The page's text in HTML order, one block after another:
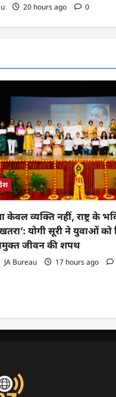
20 hours ago 0
केवल व्यक्ति नहीं, राष्ट्र के
योगी सूरी ने युवाओं को
जीवन की शपथ
JA Bureau 17 hours ago